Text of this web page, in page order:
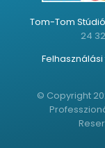
Tom-Tom Stúdió
24
© Copyright